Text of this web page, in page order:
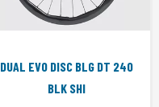
DUAL EVO DISC BLG DT 240
BLK SHI